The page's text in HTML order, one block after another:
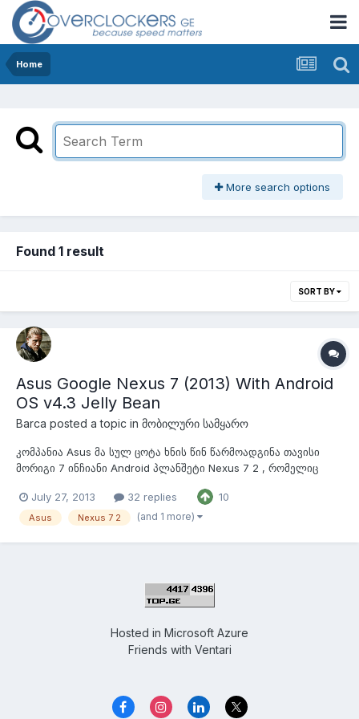
Home
More search options
Found 1 result
SORT BY
Asus Google Nexus 7 (2013) With Android
OS v4.3 Jelly Bean
Barca posted a topic in მობილური სამყარო
კომპანია Asus მა სულ ცოტა ხნის წინ წარმოადგინა თავისი
მორიგი 7 ინჩიანი Android პლანშეტი Nexus 7 2 , რომელიც
მოდელი , ამას გარდა ვინც არ იცით გეტყვით , რომ აღნიშნული
პლანშეტი იწარმოება უშუალოდ Google თან შეთანხმებით და
July 27, 2013 32 replies 10
Asus Nexus 7 2 (and 1 more)
Hosted in Microsoft Azure
Friends with Ventari